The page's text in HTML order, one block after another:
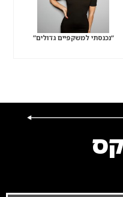
“נכנסתי למשקפיים גדולים”